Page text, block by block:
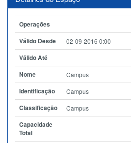
Operações
Válido Desde
02-09-2016 0:00
Válido Até
Nome
Campus
Identificação Campus
Classificação Campus
Capacidade
Total